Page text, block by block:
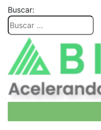
Buscar: